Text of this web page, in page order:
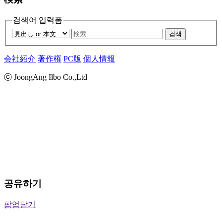
검색어 입력폼
검색
会社紹介 著作権 PC版 個人情報
ⓒ JoongAng Ilbo Co.,Ltd
공유하기
팝업닫기